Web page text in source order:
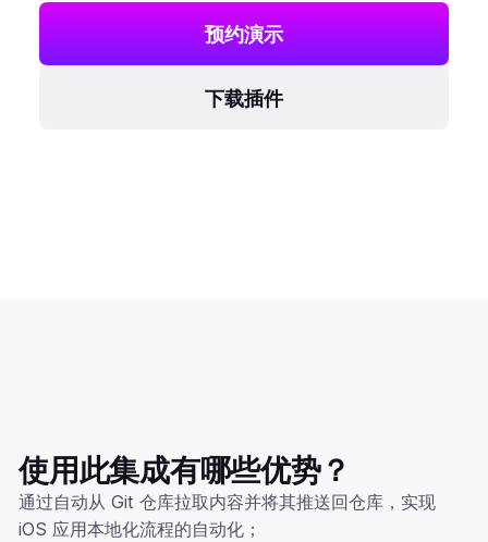
预约演示
下载插件
使用此集成有哪些优势？
通过自动从 Git 仓库拉取内容并将其推送回仓库，实现
iOS 应用本地化流程的自动化；